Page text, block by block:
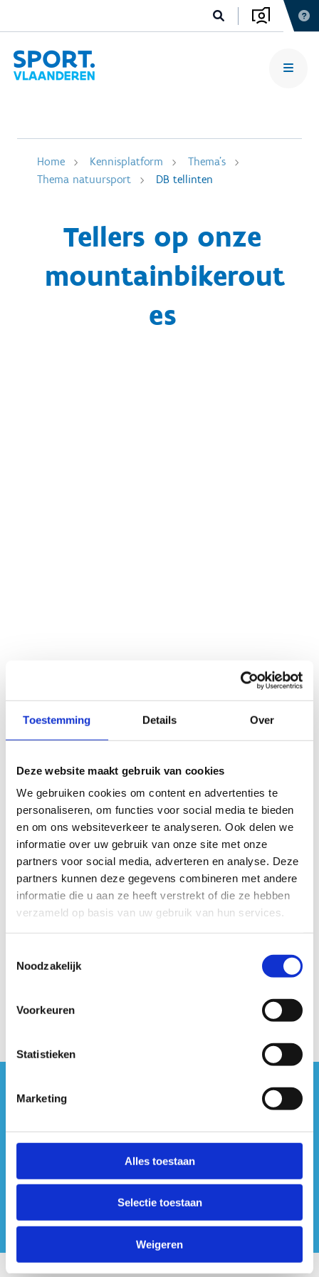
Toestemming Details Over
Deze website maakt gebruik van cookies
We gebruiken cookies om content en advertenties te
personaliseren, om functies voor social media te bieden
en om ons websiteverkeer te analyseren. Ook delen we
informatie over uw gebruik van onze site met onze
partners voor social media, adverteren en analyse. Deze
partners kunnen deze gegevens combineren met andere
informatie die u aan ze heeft verstrekt of die ze hebben
verzameld op basis van uw gebruik van hun services.
Noodzakelijk
Voorkeuren
Statistieken
Marketing
Alles toestaan
Selectie toestaan
Weigeren
Home Kennisplatform
Thema's
Thema natuursport
DB tellinten
Tellers op onze
mountainbikerout
es
#sportersbelevenmeer
ook op sociale media